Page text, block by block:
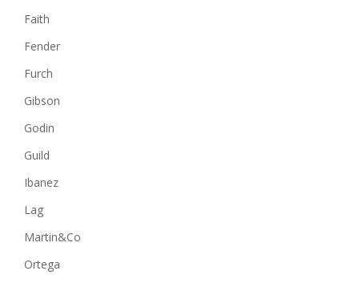
Faith
Fender
Furch
Gibson
Godin
Guild
Ibanez
Lag
Martin&Co
Ortega